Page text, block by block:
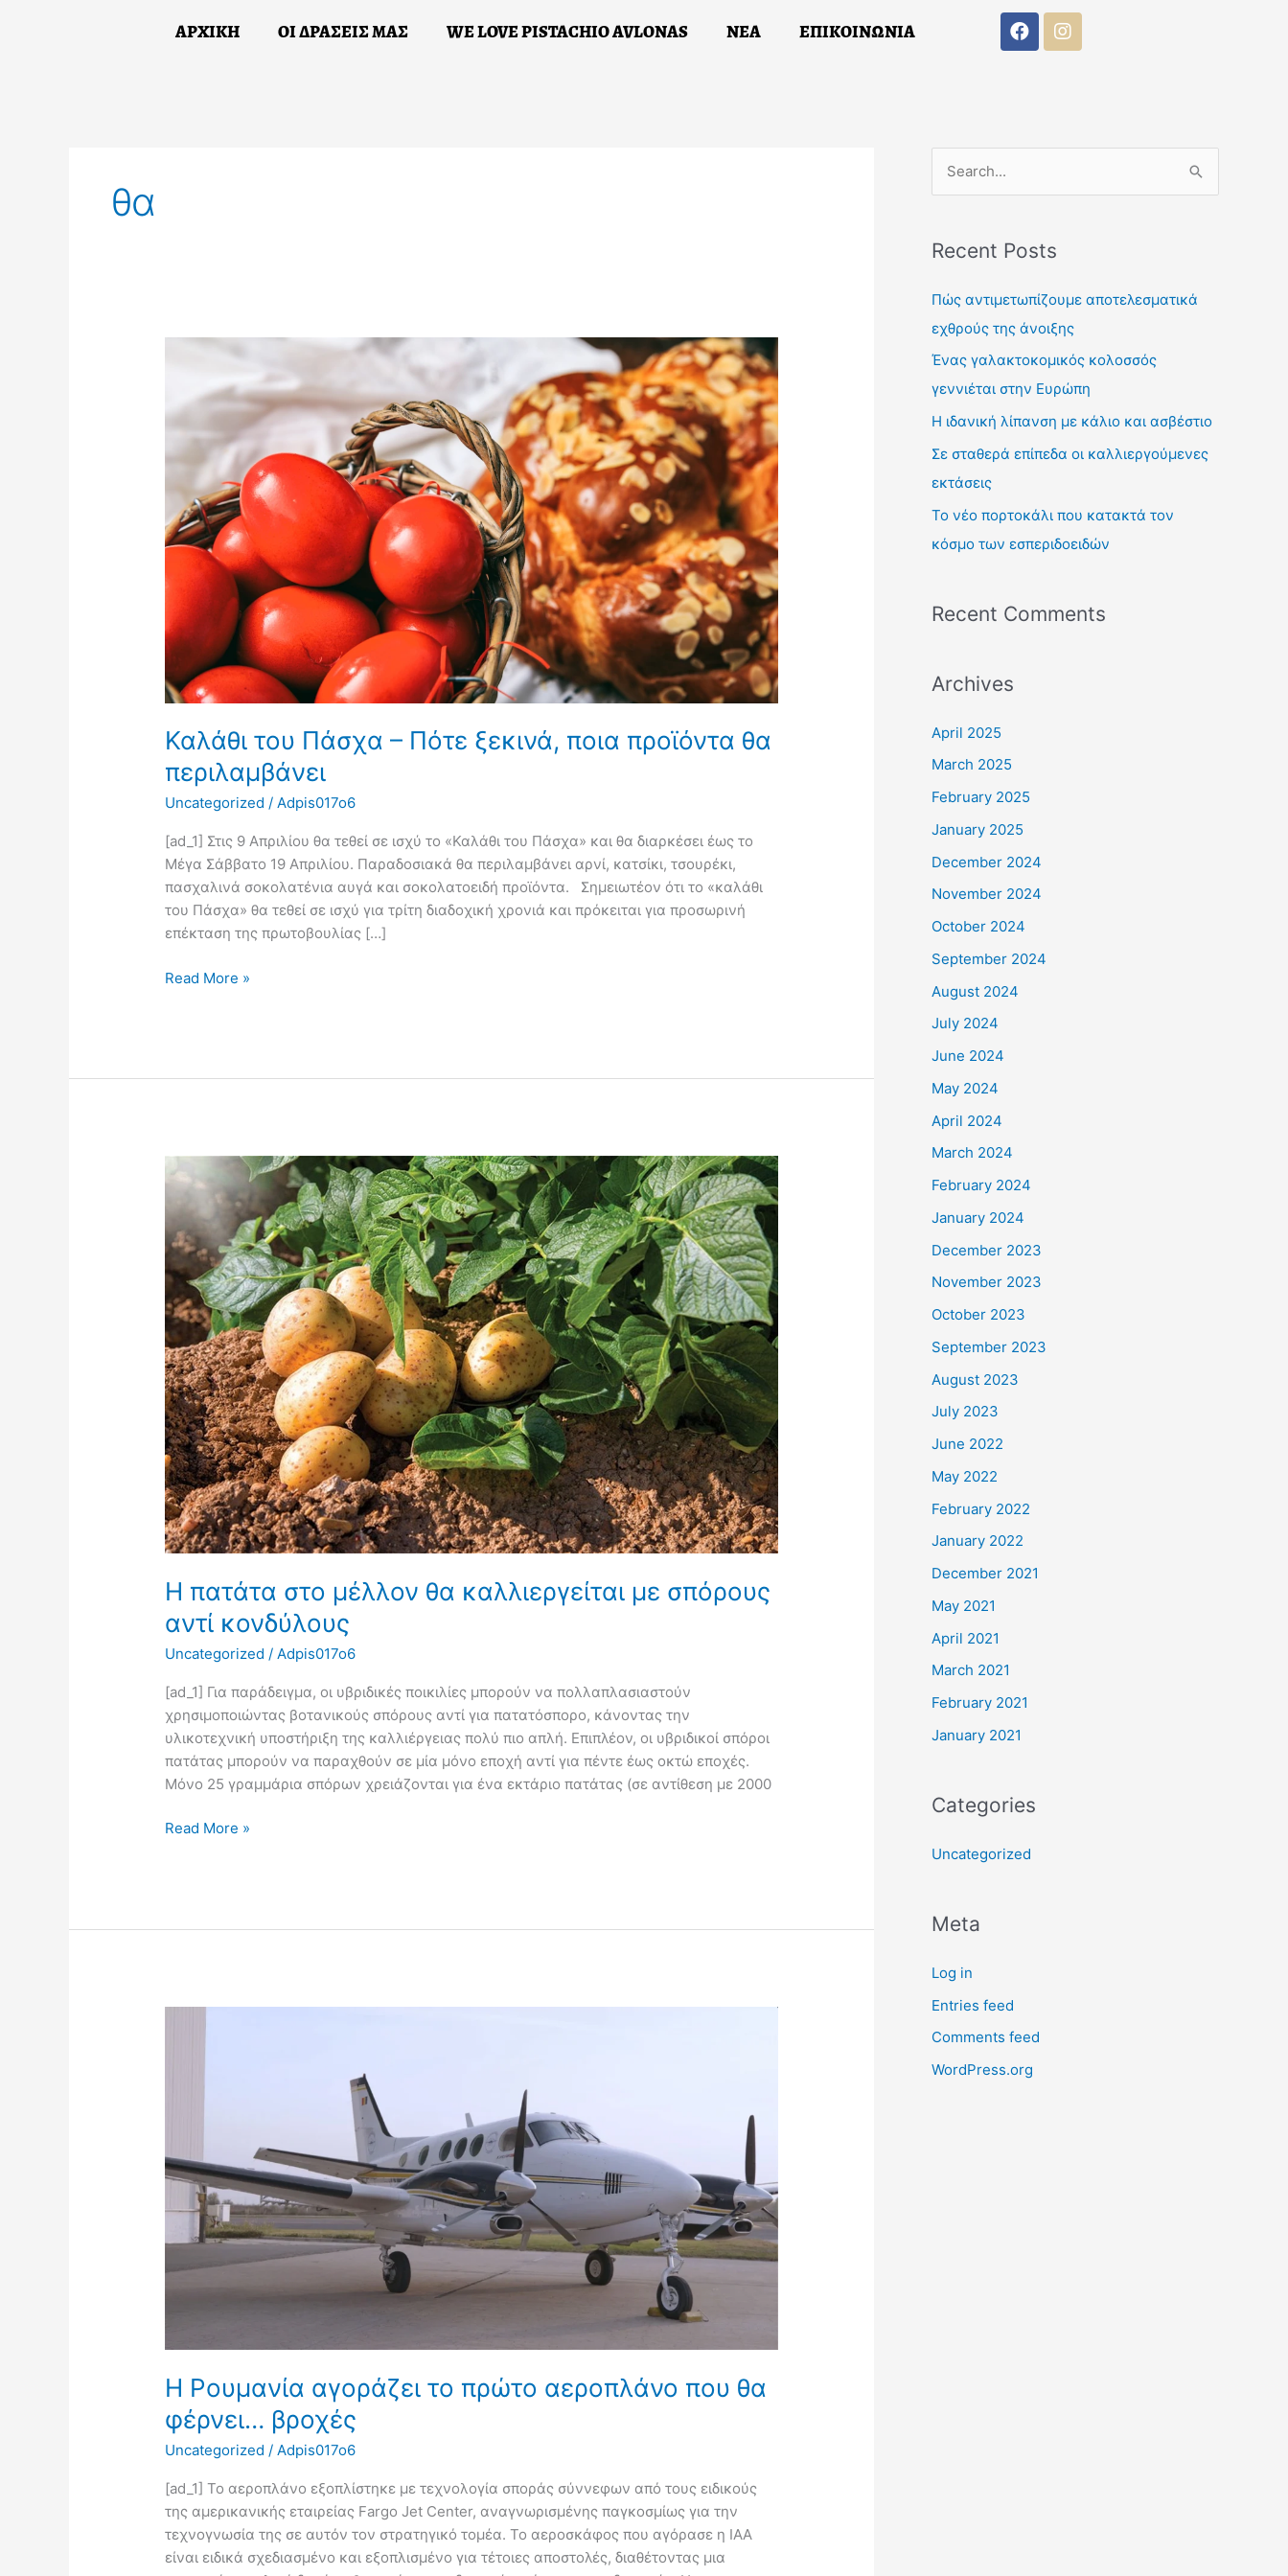
ΑΡΧΙΚΗ ΟΙ ΔΡΑΣΕΙΣ ΜΑΣ WE LOVE PISTACHIO AVLONAS ΝΕΑ ΕΠΙΚΟΙΝΩΝΙΑ
F
a
k
I
n
a
ΕΠΙΚΟΙΝΩΝΙΑ
a
b
n
a
θα
Καλάθι του Πάσχα – Πότε ξεκινά, ποια προϊόντα θα
περιλαμβάνει
Uncategorized /Adpis017o6
[ad_1] Στις 9 Απριλίου θα τεθεί σε ισχύ το «Καλάθι του Πάσχα» και θα διαρκέσει έως το
Μέγα Σάββατο 19 Απριλίου. Παραδοσιακά θα περιλαμβάνει αρνί, κατσίκι, τσουρέκι,
πασχαλινά σοκολατένια αυγά και σοκολατοειδή προϊόντα. Σημειωτέον ότι το «καλάθι
του Πάσχα» θα τεθεί σε ισχύ για τρίτη διαδοχική χρονιά και πρόκειται για προσωρινή
επέκταση της πρωτοβουλίας […]
Καλάθι
Πάσχα
–
Πότε
ξεκινά,
ποια
προϊόντα
θα
περιλαμβάνει
Read More »
Η πατάτα στο μέλλον θα καλλιεργείται με σπόρους
αντί κονδύλους
Uncategorized /Adpis017o6
[ad_1] Για παράδειγμα, οι υβριδικές ποικιλίες μπορούν να πολλαπλασιαστούν
χρησιμοποιώντας βοτανικούς σπόρους αντί για πατατόσπορο, κάνοντας την
υλικοτεχνική υποστήριξη της καλλιέργειας πολύ πιο απλή. Επιπλέον, οι υβριδικοί σπόροι
πατάτας μπορούν να παραχθούν σε μία μόνο εποχή αντί για πέντε έως οκτώ εποχές.
Μόνο 25 γραμμάρια σπόρων χρειάζονται για ένα εκτάριο πατάτας (σε αντίθεση με 2000
Η
πατάτα
στο
μέλλον
θα
καλλιεργείται
με
σπόρους
αντί
κονδύλους
Read More »
Η Ρουμανία αγοράζει το πρώτο αεροπλάνο που θα
φέρνει… βροχές
Uncategorized /Adpis017o6
[ad_1] Το αεροπλάνο εξοπλίστηκε με τεχνολογία σποράς σύννεφων από τους ειδικούς
της αμερικανικής εταιρείας Fargo Jet Center, αναγνωρισμένης παγκοσμίως για την
τεχνογνωσία της σε αυτόν τον στρατηγικό τομέα. Το αεροσκάφος που αγόρασε η IAA
είναι ειδικά σχεδιασμένο και εξοπλισμένο για τέτοιες αποστολές, διαθέτοντας μια
που
θα
φέρνει…
βροχές
rRecent Posts
Πώς αντιμετωπίζουμε αποτελεσματικά
εχθρούς της άνοιξης
Ένας γαλακτοκομικός κολοσσός
γεννιέται στην Ευρώπη
Η ιδανική λίπανση με κάλιο και ασβέστιο
Σε σταθερά επίπεδα οι καλλιεργούμενες
εκτάσεις
Το νέο πορτοκάλι που κατακτά τον
κόσμο των εσπεριδοειδών
Recent Comments
Archives
April 2025
March 2025
February 2025
January 2025
December 2024
November 2024
October 2024
September 2024
August 2024
July 2024
June 2024
May 2024
April 2024
March 2024
February 2024
January 2024
December 2023
November 2023
October 2023
September 2023
August 2023
July 2023
June 2022
May 2022
February 2022
January 2022
December 2021
May 2021
April 2021
March 2021
February 2021
January 2021
Categories
Uncategorized
Meta
Log in
Entries feed
Comments feed
WordPress.org